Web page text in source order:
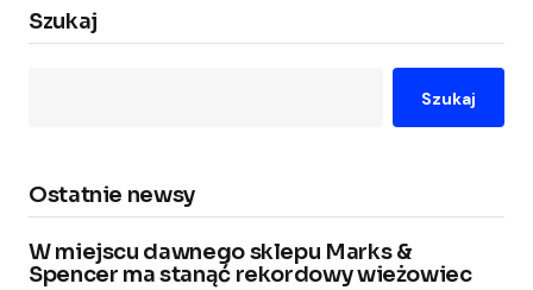
Szukaj
Szukaj
Ostatnie newsy
W miejscu dawnego sklepu Marks &
Spencer ma stanąć rekordowy wieżowiec